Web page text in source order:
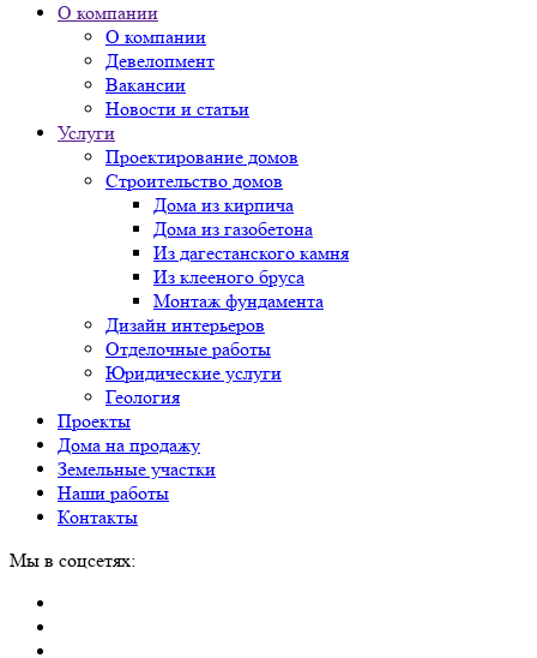
О компании
О компании
Девелопмент
Вакансии
Новости и статьи
Услуги
Проектирование домов
Строительство домов
Дома из кирпича
Дома из газобетона
Из дагестанского камня
Из клееного бруса
Монтаж фундамента
Дизайн интерьеров
Отделочные работы
Юридические услуги
Геология
Проекты
Дома на продажу
Земельные участки
Наши работы
Контакты
Мы в соцсетях: